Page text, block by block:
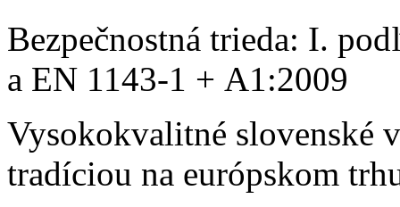
Bezpečnostná trieda: I.
a EN 1143‑1 + A1:2009
Vysokokvalitné slovenské
tradíciou na európskom